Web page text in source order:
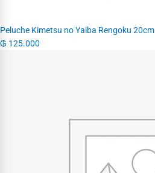
Peluche Kimetsu no Yaiba Rengoku 20cm
₲ 125.000